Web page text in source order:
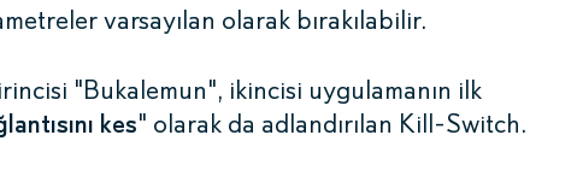
varsayılan olarak bırakılabilir.
"Bukalemun", ikincisi uygulamanın ilk
kes" olarak da adlandırılan Kill-Switch.